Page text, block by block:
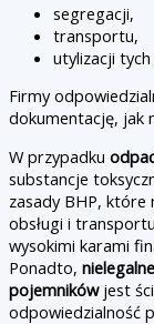
segregacji,
transportu,
utylizacji
Firmy
dokumentację, jak
W przypadku
substancje
zasady BHP, które
obsługi i
wysokimi karami
Ponadto,
pojemnikówjest
odpowiedzialność